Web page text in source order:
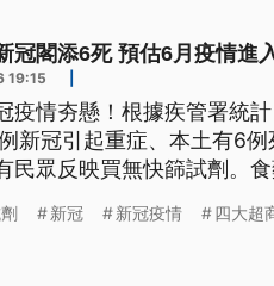
冠閣添6死 預估6月疫情進
19:15
疫情夯懸！根據疾管署統
新冠引起重症、本土有6
民眾反映買無快篩試劑。
新冠 新冠疫情 四大超